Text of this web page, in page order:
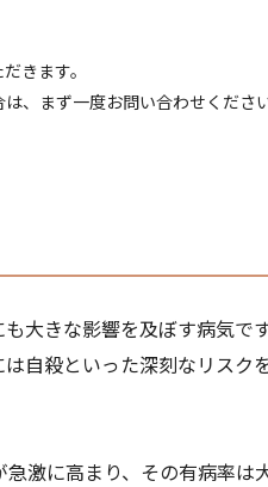
きます。
、まず一度お問い合わせください
大きな影響を及ぼす病気です
自殺といった深刻なリスク
激に高まり、その有病率は